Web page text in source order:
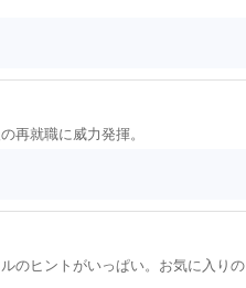
再就職に威力発揮。
のヒントがいっぱい。お気に入りの